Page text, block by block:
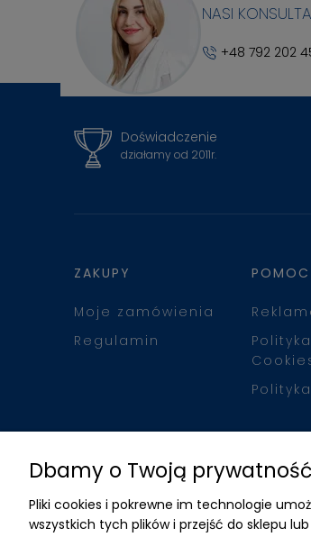
NASI
+48 792 202
Doświadczenie
działamy od 2011r.
ZAKUPY
Moje zamówienia
Regulamin
POMOC
Dbamy o Twoją prywatność
Pliki cookies i pokrewne im technologie
wszystkich tych plików i przejść do sklepu